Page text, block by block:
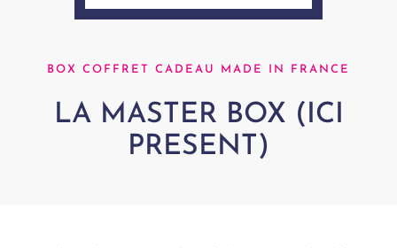
BOX COFFRET CADEAU MADE IN FRANCE
LA MASTER BOX (ICI
PRESENT)